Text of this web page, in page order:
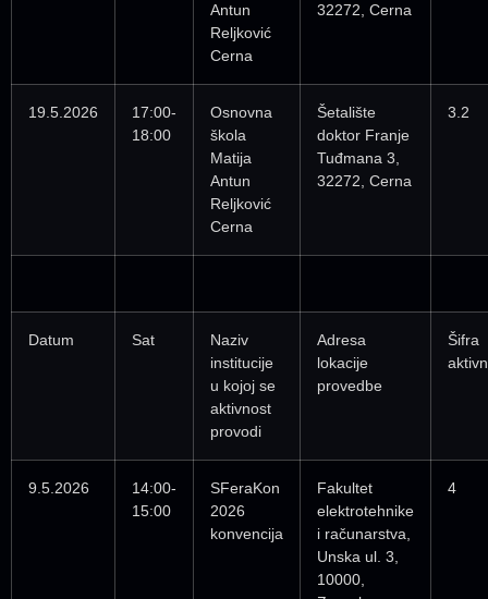
Antun
Reljković
Cerna
32272, Cerna
19.5.2026
17:00-
18:00
Osnovna
škola
Matija
Antun
Reljković
Cerna
Šetalište
doktor Franje
Tuđmana 3,
32272, Cerna
3.2
Datum Sat
Naziv
institucije
u kojoj se
aktivnost
provodi
Adresa
lokacije
provedbe
Šifra
9.5.2026
14:00-
15:00
SFeraKon
2026
konvencija
Fakultet
elektrotehnike
i računarstva,
Unska ul. 3,
10000,
4